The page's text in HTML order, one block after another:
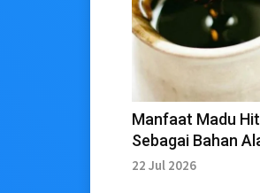
Manfaat Madu
Sebagai Bahan
Penunjang
22 Jul 2026